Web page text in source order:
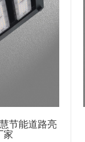
节能道路亮
家